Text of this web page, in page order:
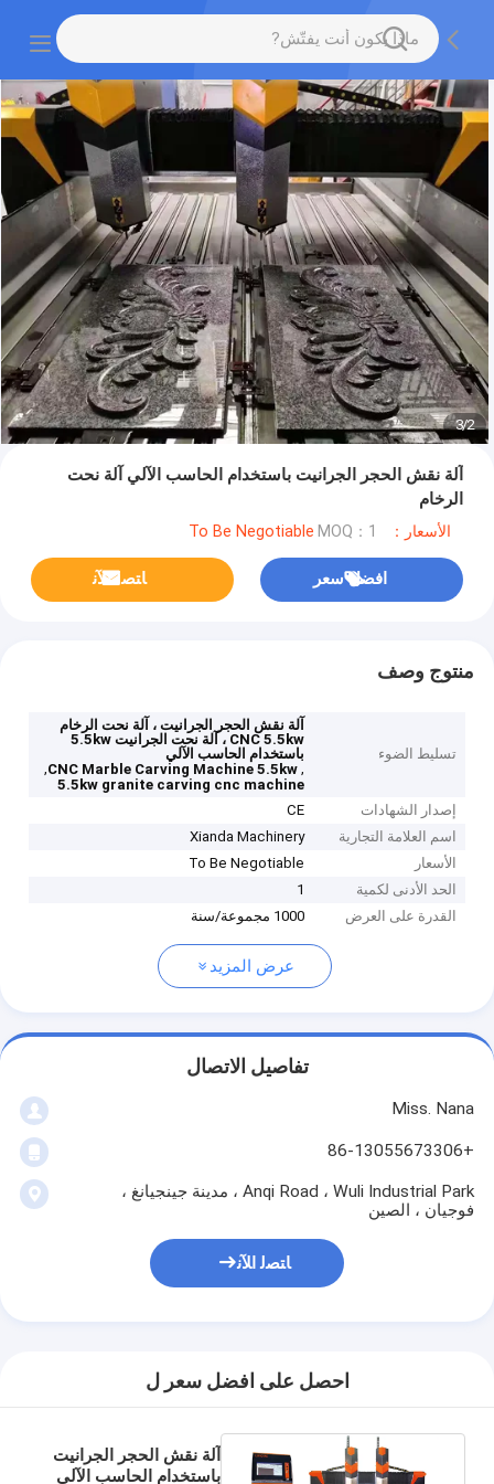
2
/
3
آلة نقش الحجر الجرانيت باستخدام الحاسب الآلي آلة نحت
الرخام
الأسعار：To Be Negotiable MOQ：1
افضل سعر ﺎﺘﺼﻟ ﺍﻶﻧ
منتوج وصف
تسليط الضوء
آلة نقش الحجر الجرانيت ، آلة نحت الرخام
CNC 5.5kw ، آلة نحت الجرانيت 5.5kw
باستخدام الحاسب الآلي
,
CNC Marble Carving Machine 5.5kw
,
5.5kw granite carving cnc machine
إصدار الشهادات
CE
اسم العلامة التجارية
Xianda Machinery
الأسعار
To Be Negotiable
الحد الأدنى لكمية
1
القدرة على العرض
1000 مجموعة/سنة
عرض المزيد
تفاصيل الاتصال
Miss. Nana
+86-13055673306
Anqi Road ، Wuli Industrial Park ، مدينة جينجيانغ ،
فوجيان ، الصين
ﺎﺘﺼﻟ ﺍﻶﻧ
احصل على افضل سعر ل
آلة نقش الحجر الجرانيت
باستخدام الحاسب الآلي